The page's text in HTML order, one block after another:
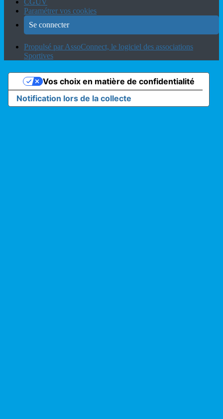
CGUV
Paramétrer vos cookies
Se connecter
Propulsé par AssoConnect, le logiciel des associations
Sportives
Notification lors de la collecte
Vos choix en matière de confidentialité